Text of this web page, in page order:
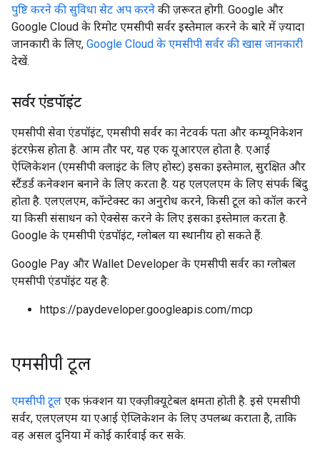
पुष्टि करने की सुविधा सेट अप करने की ज़रूरत होगी. Google और
Google Cloud के रिमोट एमसीपी सर्वर इस्तेमाल करने के बारे में ज़्यादा
जानकारी के लिए, Google Cloud के एमसीपी सर्वर की खास जानकारी
देखें.
सर्वर एंडपॉइंट
एमसीपी सेवा एंडपॉइंट, एमसीपी सर्वर का नेटवर्क पता और कम्यूनिकेशन
इंटरफ़ेस होता है. आम तौर पर, यह एक यूआरएल होता है. एआई
ऐप्लिकेशन (एमसीपी क्लाइंट के लिए होस्ट) इसका इस्तेमाल, सुरक्षित और
स्टैंडर्ड कनेक्शन बनाने के लिए करता है. यह एलएलएम के लिए संपर्क बिंदु
होता है. एलएलएम, कॉन्टेक्स्ट का अनुरोध करने, किसी टूल को कॉल करने
या किसी संसाधन को ऐक्सेस करने के लिए इसका इस्तेमाल करता है.
Google के एमसीपी एंडपॉइंट, ग्लोबल या स्थानीय हो सकते हैं.
Google Pay और Wallet Developer के एमसीपी सर्वर का ग्लोबल
एमसीपी एंडपॉइंट यह है:
https://paydeveloper.googleapis.com/mcp
एमसीपी टूल
एमसीपी टूल एक फ़ंक्शन या एक्ज़ीक्यूटेबल क्षमता होती है. इसे एमसीपी
सर्वर, एलएलएम या एआई ऐप्लिकेशन के लिए उपलब्ध कराता है, ताकि
वह असल दुनिया में कोई कार्रवाई कर सके.